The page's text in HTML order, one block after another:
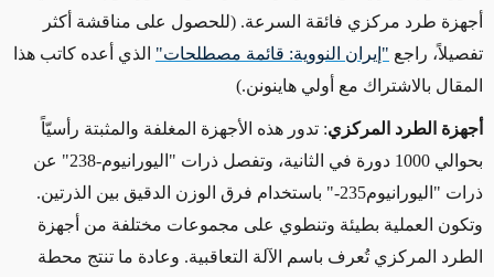
أجهزة طرد مركزي فائقة السرعة. (للحصول على مناقشة أكثر
تفصيلاً، راجع "إيران النووية: قائمة مصطلحات" الذي أعده كاتب هذا
المقال بالاشتراك مع أولي هاينونن.)
أجهزة الطرد المركزي: تدور هذه الأجهزة المغلفة والمثبتة رأسيّاً
بحوالي
238" عن
ذرات "اليورانيوم235- " باستخدام فرق الوزن الدقيق بين الذرتين.
وتكون العملية بطيئة وتنطوي على مجموعات مختلفة من أجهزة
الطرد المركزي تُعرف باسم الآلة التعاقبية. وعادة ما تنتج محطة